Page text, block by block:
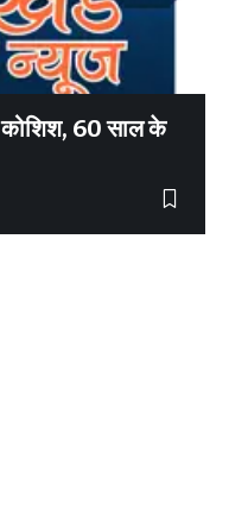
कोशिश, 60 साल के